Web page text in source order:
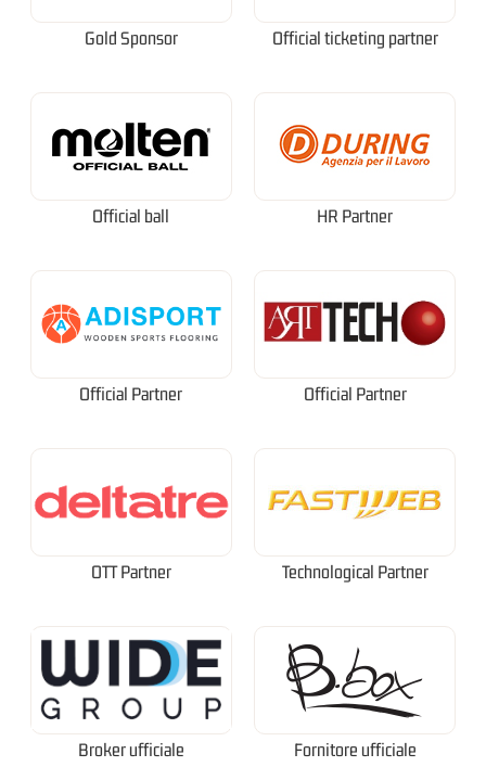
Gold Sponsor Official ticketing partner
Official ball HR Partner
Official Partner Official Partner
OTT Partner Technological Partner
Broker ufficiale Fornitore ufficiale